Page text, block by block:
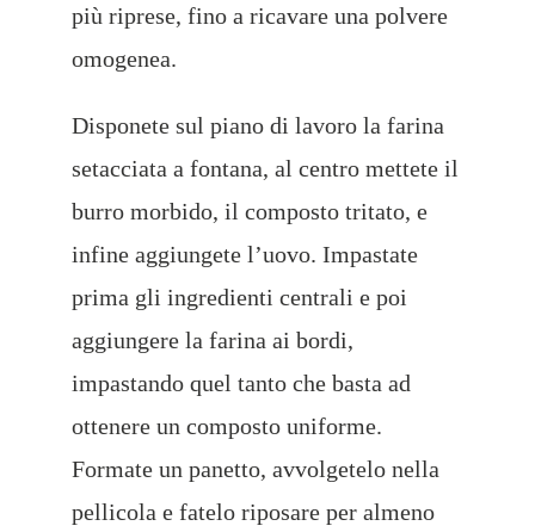
più riprese, fino a ricavare una polvere
omogenea.
Disponete sul piano di lavoro la farina
setacciata a fontana, al centro mettete il
burro morbido, il composto tritato, e
infine aggiungete l’uovo. Impastate
prima gli ingredienti centrali e poi
aggiungere la farina ai bordi,
impastando quel tanto che basta ad
ottenere un composto uniforme.
Formate un panetto, avvolgetelo nella
pellicola e fatelo riposare per almeno